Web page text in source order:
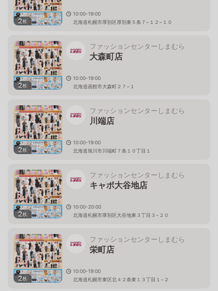
2枚
10:00-19:00
北海道札幌市厚別区厚別東５条７−１２−１０
2枚
ファッションセンターしまむら
大森町店
10:00-19:00
北海道函館市大森町２７−１
2枚
ファッションセンターしまむら
川端店
10:00-19:00
北海道旭川市川端町７条１０丁目１
2枚
ファッションセンターしまむら
キャポ大谷地店
10:00-20:00
北海道札幌市厚別区大谷地東３丁目３−２０
2枚
ファッションセンターしまむら
栄町店
10:00-19:00
北海道札幌市東区北４２条東１３丁目１−２